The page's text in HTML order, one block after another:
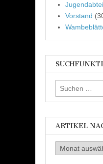
Vorstand
Suchen
nach:
ARTIKEL
Artikel
nach